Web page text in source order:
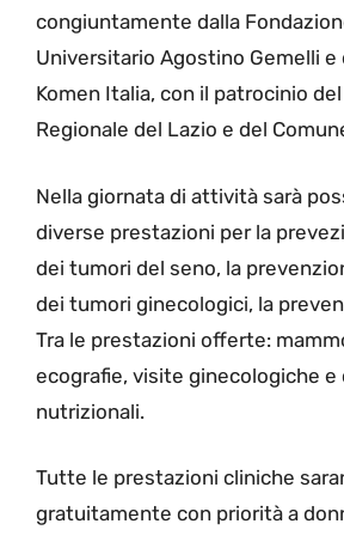
congiuntamente dalla
Universitario Agostino Gemelli e
Komen Italia, con il patrocinio
Regionale del Lazio e del
Nella giornata di attività sarà
diverse prestazioni per la
dei tumori del seno, la
dei tumori ginecologici, la
Tra le prestazioni offerte:
ecografie, visite ginecologiche e
nutrizionali.
Tutte le prestazioni cliniche
gratuitamente con priorità a